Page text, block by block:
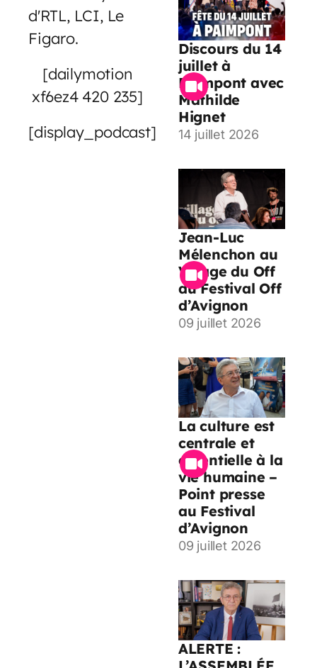
d'RTL, LCI, Le
Figaro.
[dailymotion
xf6ez4 420 235]
[display_podcast]
Discours du 14
juillet à
Paimpont avec
Mathilde
Hignet
14 juillet 2026
Jean-Luc
Mélenchon au
Village du Off
du Festival Off
d’Avignon
09 juillet 2026
La culture est
centrale et
essentielle à la
vie humaine –
Point presse
au Festival
d’Avignon
09 juillet 2026
ALERTE :